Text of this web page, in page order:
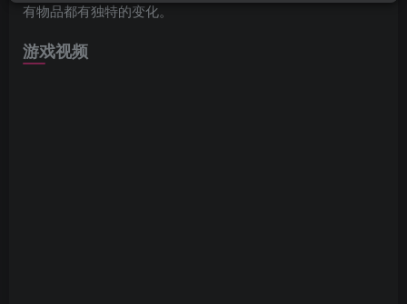
有物品都有独特的变化。
游戏视频